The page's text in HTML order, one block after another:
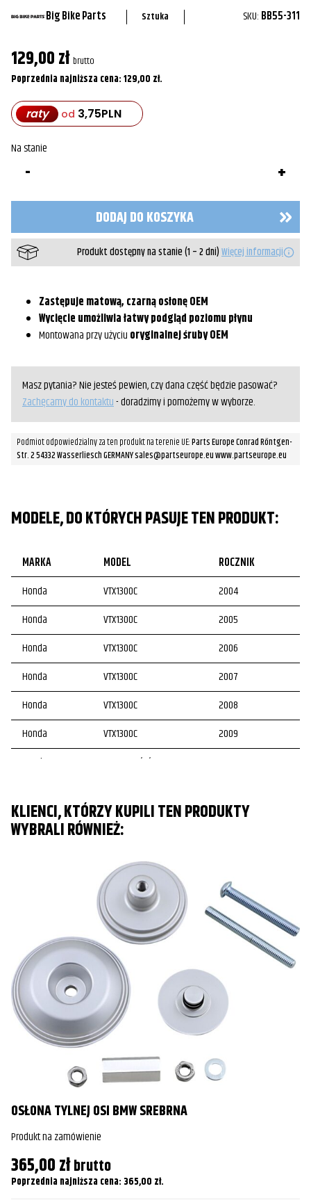
Big Bike Parts Sztuka SKU: BB55-311
129,00zł brutto
Poprzednia najniższa cena:129,00 zł.
raty od 3,75PLN
Na stanie
zbiorniczek
hamulcowego
tył
VTX1300
DODAJ DO KOSZYKA
Produkt dostępny na stanie (1 – 2 dni)Więcej informacji
Zastępuje matową, czarną osłonę OEM
Wycięcie umożliwia łatwy podgląd poziomu płynu
Montowana przy użyciu oryginalnej śruby OEM
Masz pytania? Nie jesteś pewien, czy dana część będzie pasować?
Zachęcamy do kontaktu- doradzimy i pomożemy w wyborze.
Podmiot odpowiedzialny za ten produkt na terenie UE:Parts Europe Conrad Röntgen-
Str. 2 54332 Wasserliesch GERMANY sales@partseurope.eu www.partseurope.eu
MODELE, DO KTÓRYCH PASUJE TEN PRODUKT:
MARKA MODEL
ROCZNIK
Honda
VTX1300C
2004
Honda
VTX1300C
2005
Honda
VTX1300C
2006
Honda
VTX1300C
2007
Honda
VTX1300C
2008
Honda
VTX1300C
2009
Honda
VTX1300R/S/T
Honda
VTX1300R/S/T
2005
VTX1300R/S/T
2007
VTX1300R/S/T
2008
VTX1300R/S/T 2009
KLIENCI, KTÓRZY KUPILI TEN PRODUKTY
WYBRALI RÓWNIEŻ:
OSŁONA TYLNEJ OSI BMW SREBRNA
Produkt na zamówienie
365,00złbrutto
Poprzednia najniższa cena: 365,00 zł.